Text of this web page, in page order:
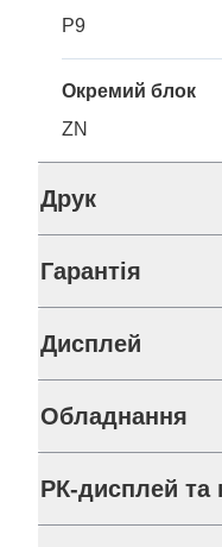
P9
Окремий блок
ZN
Друк
Гарантія
Дисплей
Обладнання
РК-дисплей та